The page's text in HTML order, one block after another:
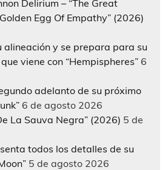
Delirium – “The Great
Egg Of Empathy” (2026)
alineación y se prepara para su
viene con “Hempispheres” 6
adelanto de su próximo
6 de agosto 2026
La Sauva Negra” (2026) 5 de
todos los detalles de su
5 de agosto 2026